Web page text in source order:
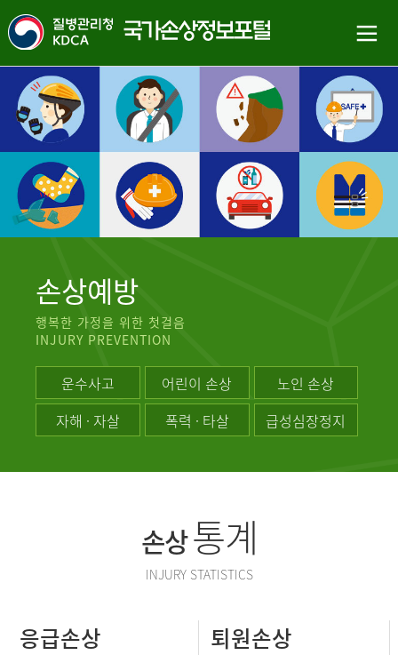
손상예방
행복한 가정을 위한 첫걸음
INJURY PREVENTION
운수사고 어린이 손상
노인 손상
자해 · 자살
폭력 · 타살 급성심장정지
손상통계
INJURY STATISTICS
응급손상 퇴원손상